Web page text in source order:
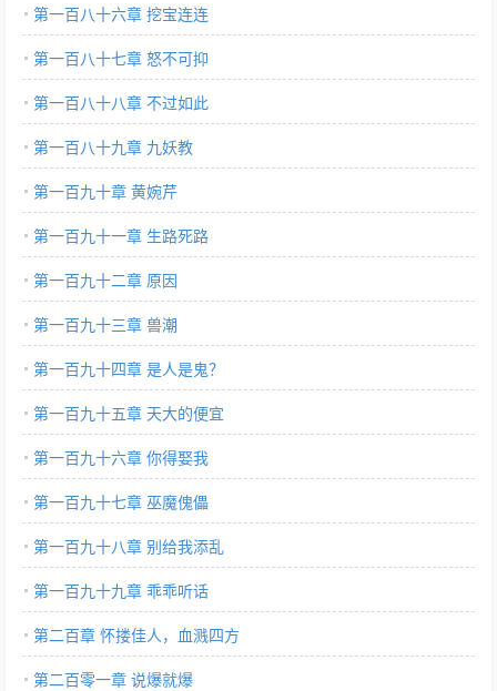
第一百八十六章 挖宝连连
第一百八十七章 怒不可抑
第一百八十八章 不过如此
第一百八十九章 九妖教
第一百九十章 黄婉芹
第一百九十一章 生路死路
第一百九十二章 原因
第一百九十三章 兽潮
第一百九十四章 是人是鬼？
第一百九十五章 天大的便宜
第一百九十六章 你得娶我
第一百九十七章 巫魔傀儡
第一百九十八章 别给我添乱
第一百九十九章 乖乖听话
第二百章 怀搂佳人，血溅四方
第二百零一章 说爆就爆